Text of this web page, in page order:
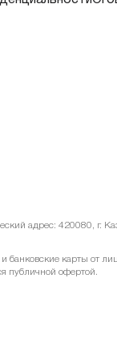
адрес: 420080, г.
карты от
публичной офертой.